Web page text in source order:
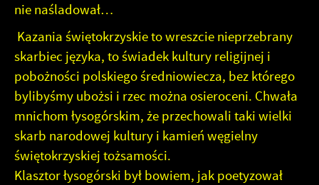
nie naśladował…
Kazania świętokrzyskie to wreszcie nieprzebrany
skarbiec języka, to świadek kultury religijnej i
pobożności polskiego średniowiecza, bez którego
bylibyśmy ubożsi i rzec można osieroceni. Chwała
mnichom łysogórskim, że przechowali taki wielki
skarb narodowej kultury i kamień węgielny
świętokrzyskiej tożsamości.
Klasztor łysogórski był bowiem, jak poetyzował